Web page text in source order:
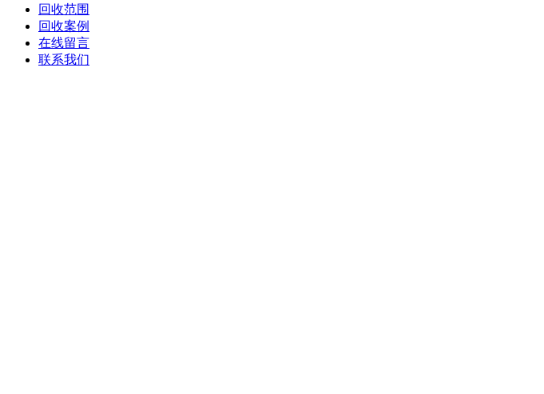
回收范围
回收案例
在线留言
联系我们